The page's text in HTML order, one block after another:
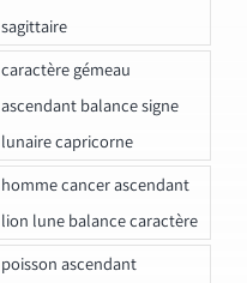
sagittaire
caractère gémeau
ascendant balance signe
lunaire capricorne
homme cancer ascendant
lion lune balance caractère
poisson ascendant